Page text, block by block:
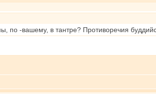
по -вашему, в тантре? Противоречия